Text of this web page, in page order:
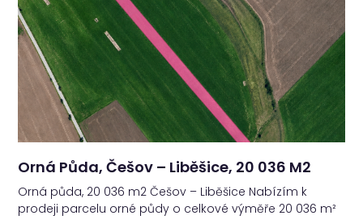
Orná Půda, Češov – Liběšice, 20 036 M2
Orná půda, 20 036 m2 Češov – Liběšice Nabízím k
prodeji parcelu orné půdy o celkové výměře 20 036 m²